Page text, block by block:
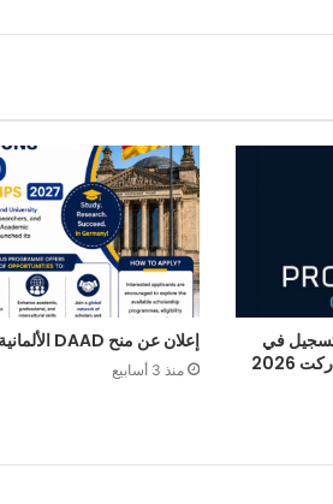
في
الطبعة الثاتية من تحدي بروتوماركت 2026
إعلان عن منح DAAD الألمانية لسنة 2027
منذ 3 أسابيع